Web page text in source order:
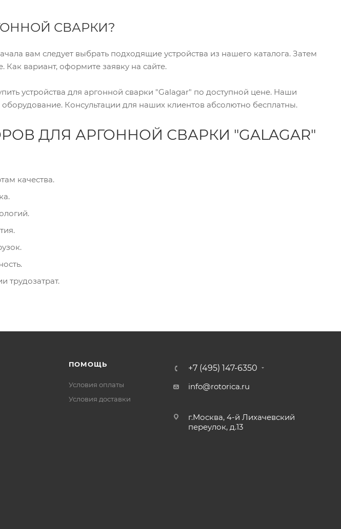
СВАРКИ?
вам следует выбрать подходящие устройства из нашего каталога. Затем
вариант, оформите заявку на сайте.
устройства для аргонной сварки "Galagar" по доступной цене. Наши
Консультации для наших клиентов абсолютно бесплатны.
ДЛЯ АРГОННОЙ СВАРКИ "GALAGAR"
качества.
трудозатрат.
ПОМОЩЬ
Условия оплаты
Условия доставки
+7 (495) 147-6350
info@rotorica.ru
г.Москва, 4-й Лихачевский
переулок, д.13